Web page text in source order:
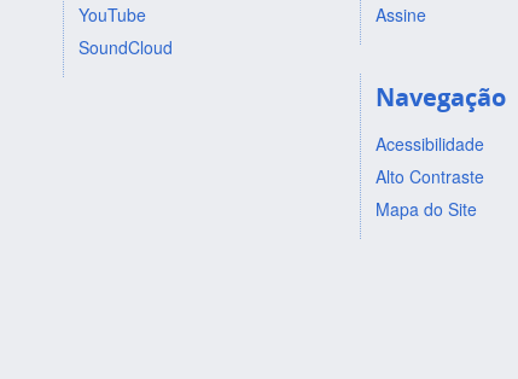
YouTube
SoundCloud
Assine
Navegação
Acessibilidade
Alto Contraste
Mapa do Site